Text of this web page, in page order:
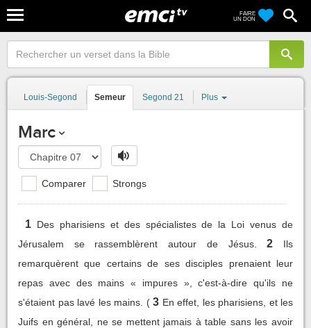
FAIRE
UN DON
Louis-Segond Semeur Segond 21 Plus
Marc
Comparer Strongs
1 Des pharisiens et des spécialistes de la Loi venus de
Jérusalem se rassemblèrent autour de Jésus.
2
Ils
remarquèrent que certains de ses disciples prenaient leur
repas avec des mains « impures », c'est-à-dire qu'ils ne
s'étaient pas lavé les mains. ( 3 En effet, les pharisiens, et les
Juifs en général, ne se mettent jamais à table sans les avoir